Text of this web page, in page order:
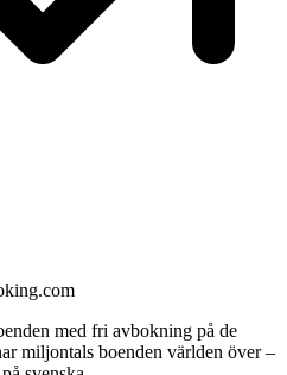
med fri avbokning på de
miljontals boenden världen över –